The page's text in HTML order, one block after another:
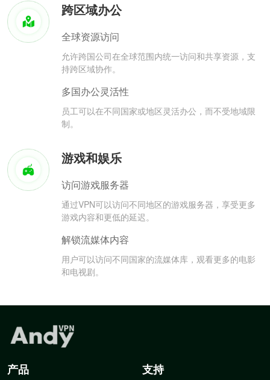
跨区域办公
全球资源访问
允许跨国公司在全球范围内统一访问和共享资源，支
持跨区域协作。
多国办公灵活性
员工可以在不同国家或地区灵活办公，而不受地域限
制。
游戏和娱乐
访问游戏服务器
通过VPN可以访问不同地区的游戏服务器，享受更多
游戏内容和更低的延迟。
解锁流媒体内容
用户可以访问不同国家的流媒体库，观看更多的电影
和电视剧。
产品 支持